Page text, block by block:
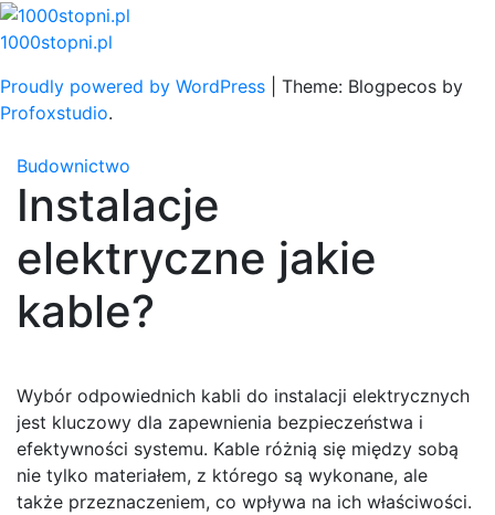
Skip
to
1000stopni.pl
Proudly powered by WordPress
Theme: Blogpecos by
Profoxstudio.
Budownictwo
Instalacje
elektryczne jakie
kable?
Wybór odpowiednich kabli do instalacji elektrycznych
jest kluczowy dla zapewnienia bezpieczeństwa i
efektywności systemu. Kable różnią się między sobą
nie tylko materiałem, z którego są wykonane, ale
także przeznaczeniem, co wpływa na ich właściwości.